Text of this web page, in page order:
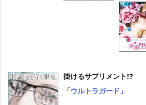
掛けるサプリメント⁉
「ウルトラガード」